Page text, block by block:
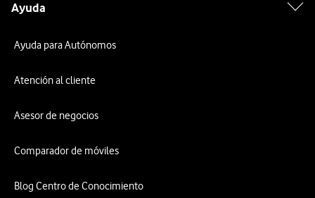
Ayuda
Ayuda para Autónomos
Atención al cliente
Asesor de negocios
Comparador de móviles
Blog Centro de Conocimiento